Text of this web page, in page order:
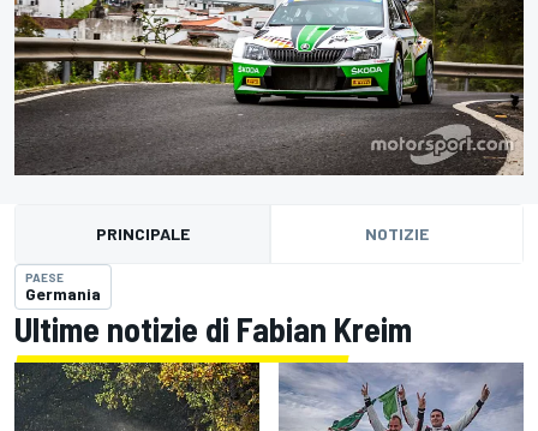
PRINCIPALE NOTIZIE
PAESE
Germania
Ultime notizie di Fabian Kreim